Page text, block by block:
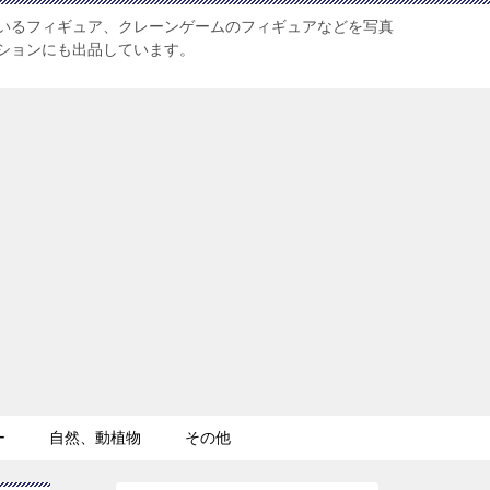
るフィギュア、クレーンゲームのフィギュアなどを写真
ンにも出品しています。
自然、動植物 その他